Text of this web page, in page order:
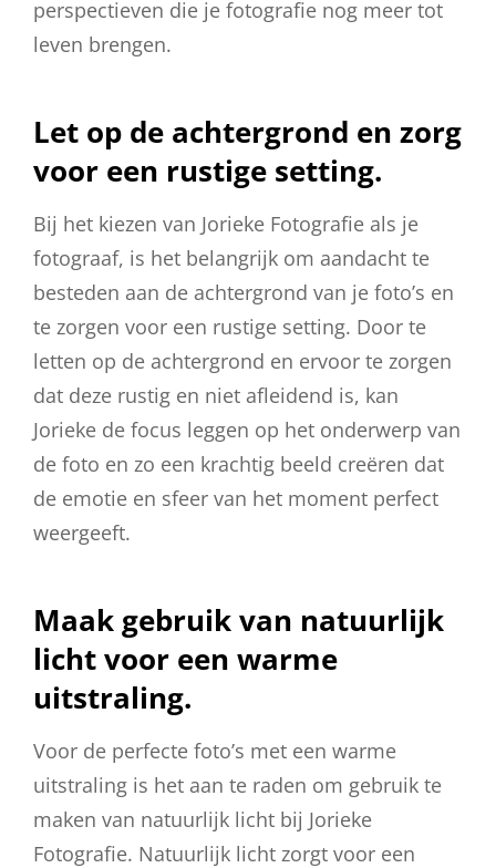
perspectieven die je fotografie nog meer tot
leven brengen.
Let op de achtergrond en zorg
voor een rustige setting.
Bij het kiezen van Jorieke Fotografie als je
fotograaf, is het belangrijk om aandacht te
besteden aan de achtergrond van je foto’s en
te zorgen voor een rustige setting. Door te
letten op de achtergrond en ervoor te zorgen
dat deze rustig en niet afleidend is, kan
Jorieke de focus leggen op het onderwerp van
de foto en zo een krachtig beeld creëren dat
de emotie en sfeer van het moment perfect
weergeeft.
Maak gebruik van natuurlijk
licht voor een warme
uitstraling.
Voor de perfecte foto’s met een warme
uitstraling is het aan te raden om gebruik te
maken van natuurlijk licht bij Jorieke
Fotografie. Natuurlijk licht zorgt voor een